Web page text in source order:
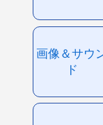
画像＆サウ
ド